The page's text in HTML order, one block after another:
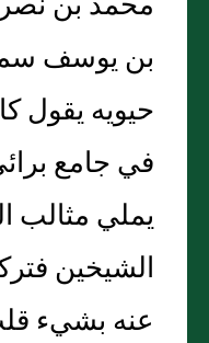
بن يوسف
حيويه يقول
في جامع
يملي مثالب
الشيخين
عنه بشيء